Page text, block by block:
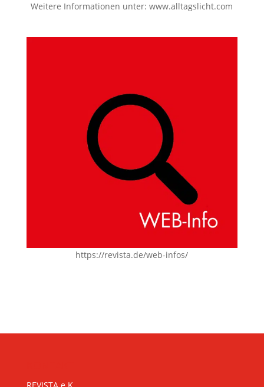
Weitere Informationen unter:www.alltagslicht.com
https://revista.de/web-infos/
REVISTA e.K.